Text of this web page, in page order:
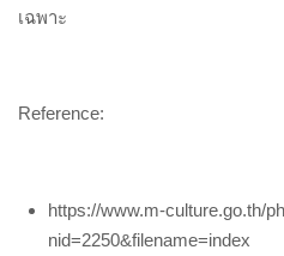
เฉพาะ
Reference:
https://www.m-culture.go.th/
nid=2250&filename=index